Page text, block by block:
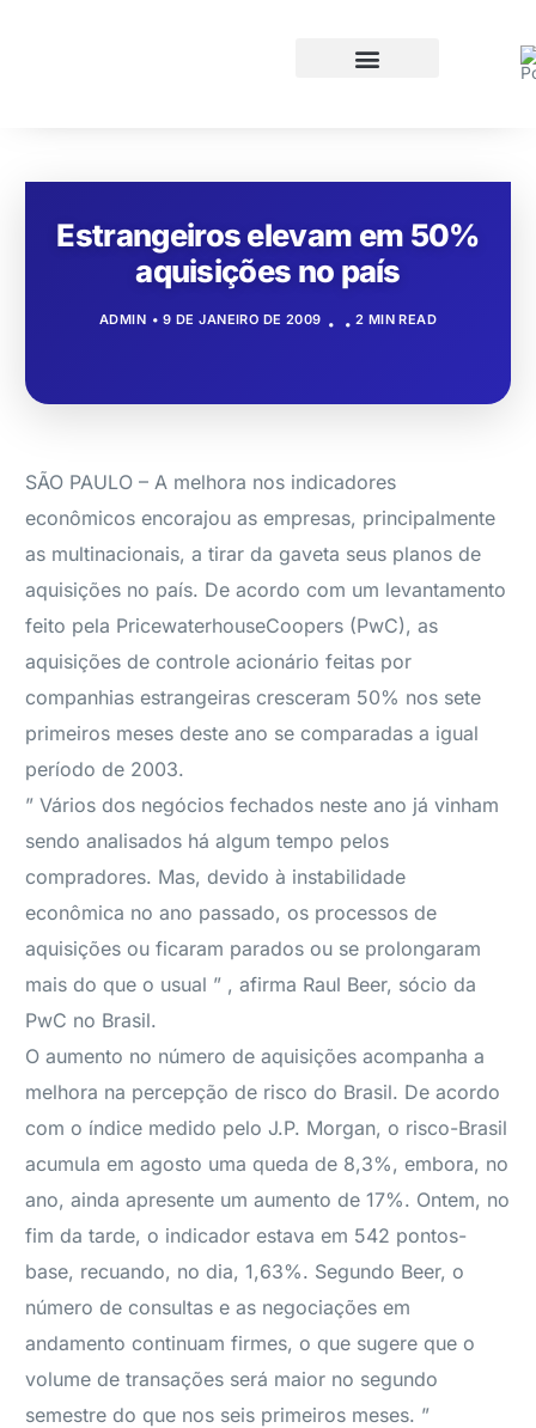
Estrangeiros elevam em 50%
aquisições no país
ADMIN 9 DE JANEIRO DE 2009 2 MIN READ
SÃO PAULO – A melhora nos indicadores
econômicos encorajou as empresas, principalmente
as multinacionais, a tirar da gaveta seus planos de
aquisições no país. De acordo com um levantamento
feito pela PricewaterhouseCoopers (PwC), as
aquisições de controle acionário feitas por
companhias estrangeiras cresceram 50% nos sete
primeiros meses deste ano se comparadas a igual
período de 2003.
” Vários dos negócios fechados neste ano já vinham
sendo analisados há algum tempo pelos
compradores. Mas, devido à instabilidade
econômica no ano passado, os processos de
aquisições ou ficaram parados ou se prolongaram
mais do que o usual ” , afirma Raul Beer, sócio da
PwC no Brasil.
O aumento no número de aquisições acompanha a
melhora na percepção de risco do Brasil. De acordo
com o índice medido pelo J.P. Morgan, o risco-Brasil
acumula em agosto uma queda de 8,3%, embora, no
ano, ainda apresente um aumento de 17%. Ontem, no
fim da tarde, o indicador estava em 542 pontos-
base, recuando, no dia, 1,63%. Segundo Beer, o
número de consultas e as negociações em
andamento continuam firmes, o que sugere que o
volume de transações será maior no segundo
semestre do que nos seis primeiros meses. ”